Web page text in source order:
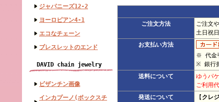
ジャパニーズ12-2
ヨーロピアン4-1
エコなチェーン
ブレスレットのエンド
DAVID chain jewelry
ビザンチン画像
インカプーノ(ボックスチ
ご注文方法
ご注文
土日祝
お支払い方法
※ 代金
※ 銀行
送料について
ゆうパ
ご利用
発送について
【 クレ